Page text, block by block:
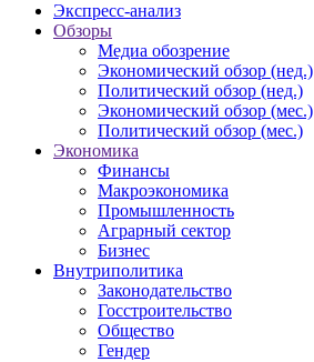
Экспресс-анализ
Обзоры
Медиа обозрение
Экономический обзор (нед.)
Политический обзор (нед.)
Экономический обзор (мес.)
Политический обзор (мес.)
Экономика
Финансы
Макроэкономика
Промышленность
Аграрный сектор
Бизнес
Внутриполитика
Законодательство
Госстроительство
Общество
Гендер